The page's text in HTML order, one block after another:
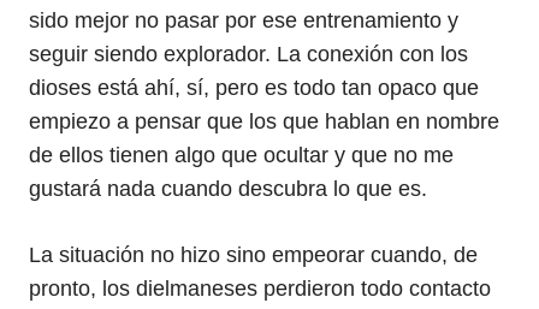
sido mejor no pasar por ese entrenamiento y
seguir siendo explorador. La conexión con los
dioses está ahí, sí, pero es todo tan opaco que
empiezo a pensar que los que hablan en nombre
de ellos tienen algo que ocultar y que no me
gustará nada cuando descubra lo que es.
La situación no hizo sino empeorar cuando, de
pronto, los dielmaneses perdieron todo contacto